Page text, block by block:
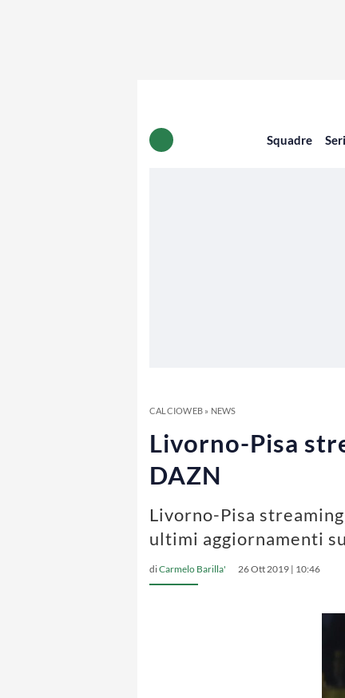
Squadre
CALCIOWEB» NEWS
Livorno-Pisa
DAZN
Livorno-Pisa
ultimi aggiornamenti
diCarmelo Barilla' 26 Ott 2019 | 10:46